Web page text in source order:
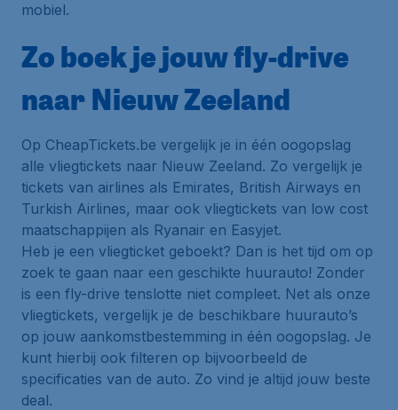
mobiel.
Zo boek je jouw fly-drive
naar Nieuw Zeeland
Op CheapTickets.be vergelijk je in één oogopslag
alle vliegtickets naar Nieuw Zeeland. Zo vergelijk je
tickets van airlines als Emirates, British Airways en
Turkish Airlines, maar ook vliegtickets van low cost
maatschappijen als Ryanair en Easyjet.
Heb je een vliegticket geboekt? Dan is het tijd om op
zoek te gaan naar een geschikte huurauto! Zonder
is een fly-drive tenslotte niet compleet. Net als onze
vliegtickets, vergelijk je de beschikbare huurauto’s
op jouw aankomstbestemming in één oogopslag. Je
kunt hierbij ook filteren op bijvoorbeeld de
specificaties van de auto. Zo vind je altijd jouw beste
deal.